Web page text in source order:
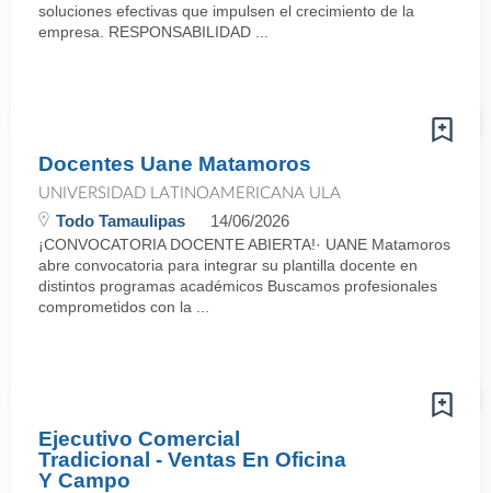
soluciones efectivas que impulsen el crecimiento de la
empresa. RESPONSABILIDAD ...
Docentes Uane Matamoros
UNIVERSIDAD LATINOAMERICANA ULA
Todo Tamaulipas 14/06/2026
¡CONVOCATORIA DOCENTE ABIERTA!· UANE Matamoros
abre convocatoria para integrar su plantilla docente en
distintos programas académicos Buscamos profesionales
comprometidos con la ...
Ejecutivo Comercial
Tradicional - Ventas En Oficina
Y Campo